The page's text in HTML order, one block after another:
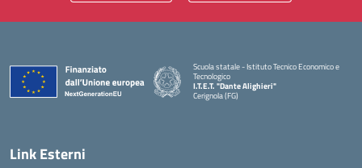
Scuola statale - Istituto Tecnico Economico e
Tecnologico
I.T.E.T. "Dante Alighieri"
Cerignola (FG)
— Visita la pagina iniziale della scuola
Link Esterni